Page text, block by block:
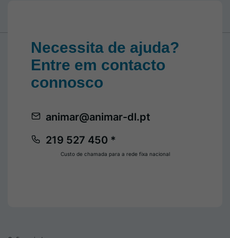
Necessita de ajuda?
Entre em contacto
connosco
219 527 450 *
animar@animar-dl.pt
Custo de chamada para a rede fixa nacional